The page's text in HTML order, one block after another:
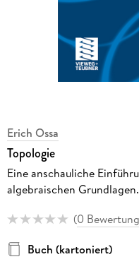
Erich Ossa
Topologie
Eine anschauliche
algebraischen
(0
Buch (kartoniert)